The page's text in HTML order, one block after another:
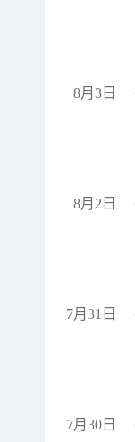
8月3日
8月2日
7月31日
7月30日